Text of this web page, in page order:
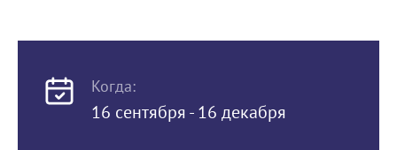
Когда:
16 сентября - 16 декабря